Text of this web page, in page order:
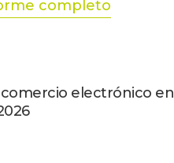
completo
electrónico en